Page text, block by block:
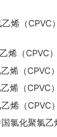
烯（CPVC
烯（CPVC
烯（CPVC
烯（CPVC
烯（CPVC
氯化聚氯乙